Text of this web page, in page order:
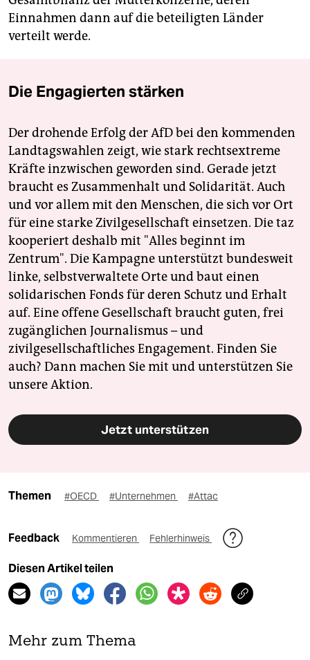
Einnahmen dann auf die beteiligten Länder
verteilt werde.
Die Engagierten stärken
Der drohende Erfolg der AfD bei den kommenden
Landtagswahlen zeigt, wie stark rechtsextreme
Kräfte inzwischen geworden sind. Gerade jetzt
braucht es Zusammenhalt und Solidarität. Auch
und vor allem mit den Menschen, die sich vor Ort
für eine starke Zivilgesellschaft einsetzen. Die taz
kooperiert deshalb mit "Alles beginnt im
Zentrum". Die Kampagne unterstützt bundesweit
linke, selbstverwaltete Orte und baut einen
solidarischen Fonds für deren Schutz und Erhalt
auf. Eine offene Gesellschaft braucht guten, frei
zugänglichen Journalismus – und
zivilgesellschaftliches Engagement. Finden Sie
auch? Dann machen Sie mit und unterstützen Sie
unsere Aktion.
Jetzt unterstützen
Themen #OECD #Unternehmen #Attac
Feedback Kommentieren Fehlerhinweis
Diesen Artikel teilen
Mehr zum Thema